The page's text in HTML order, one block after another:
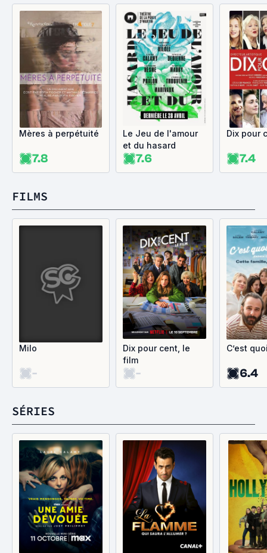
Mères à perpétuité
7.8
Le Jeu de l'amour
et du hasard
7.6
Dix pour
7.4
FILMS
Milo
-
Dix pour cent, le
film
-
C’est
6.4
SÉRIES